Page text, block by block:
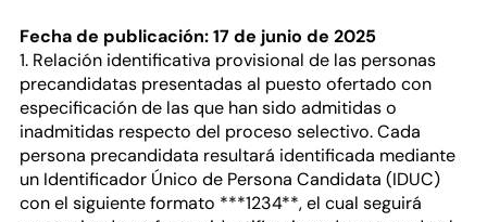
Fecha de publicación: 17 de junio de 2025
1. Relación identificativa provisional de las personas
precandidatas presentadas al puesto ofertado con
especificación de las que han sido admitidas o
inadmitidas respecto del proceso selectivo. Cada
persona precandidata resultará identificada mediante
un Identificador Único de Persona Candidata (IDUC)
con el siguiente formato ***1234**, el cual seguirá